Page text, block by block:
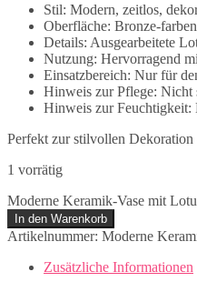
Stil: Modern, zeitlos,
Oberfläche: Bronze-
Details: Ausgearbeitete
Nutzung: Hervorragend
Einsatzbereich: Nur für
Hinweis zur Pflege: Nicht
Hinweis zur Feuchtigkeit:
Perfekt zur stilvollen
1 vorrätig
Moderne Keramik-Vase mit
In den Warenkorb
Artikelnummer: Moderne
Zusätzliche Informationen